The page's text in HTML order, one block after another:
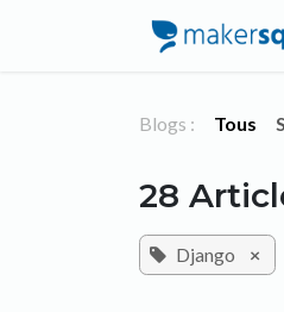
Blogs : Tous
28
Django ×